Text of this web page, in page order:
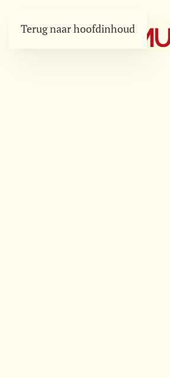
Terug naar hoofdinhoud